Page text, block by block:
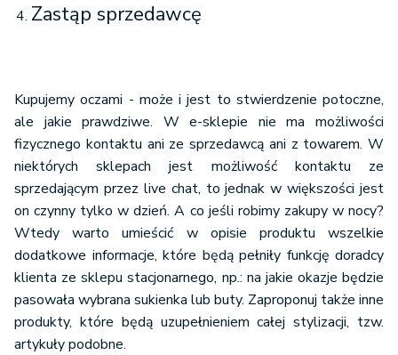
Zastąp sprzedawcę
Kupujemy oczami - może i jest to stwierdzenie potoczne,
ale jakie prawdziwe. W e-sklepie nie ma możliwości
fizycznego kontaktu ani ze sprzedawcą ani z towarem. W
niektórych sklepach jest możliwość kontaktu ze
sprzedającym przez live chat, to jednak w większości jest
on czynny tylko w dzień. A co jeśli robimy zakupy w nocy?
Wtedy warto umieścić w opisie produktu wszelkie
dodatkowe informacje, które będą pełniły funkcję doradcy
klienta ze sklepu stacjonarnego, np.: na jakie okazje będzie
pasowała wybrana sukienka lub buty. Zaproponuj także inne
produkty, które będą uzupełnieniem całej stylizacji, tzw.
artykuły podobne.